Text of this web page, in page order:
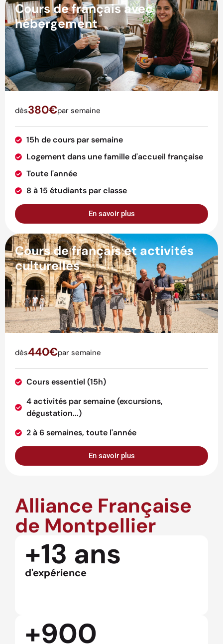
Cours de français avec
hébergement
dès380€par semaine
15h de cours par semaine
Logement dans une famille d'accueil française
Toute l'année
8 à 15 étudiants par classe
En savoir plus
Cours de français et activités
culturelles
dès440€par semaine
Cours essentiel (15h)
4 activités par semaine (excursions,
dégustation...)
2 à 6 semaines, toute l'année
En savoir plus
Alliance Française
de Montpellier
+13 ans
d'expérience
+900